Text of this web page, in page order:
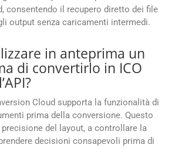
consentendo il recupero diretto dei file
output senza caricamenti intermedi.
in anteprima un
di convertirlo in ICO
Cloud supporta la funzionalità di
prima della conversione. Questo
del layout, a controllare la
decisioni consapevoli prima di